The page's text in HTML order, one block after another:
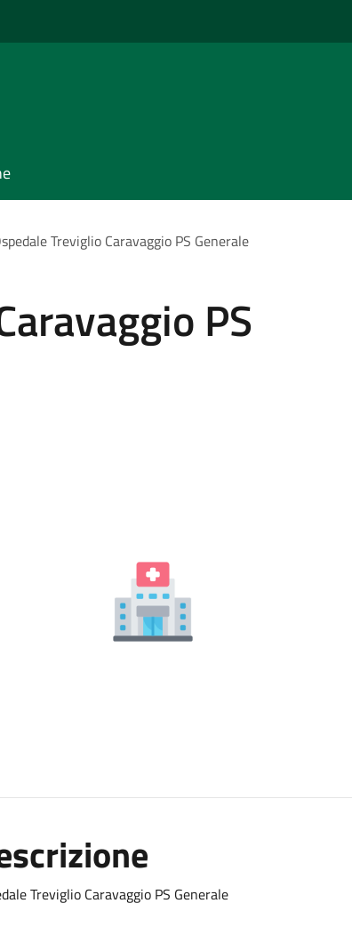
Treviglio Caravaggio PS Generale
PS
Treviglio Caravaggio PS Generale